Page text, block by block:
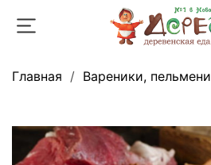
Главная Вареники, пельмени